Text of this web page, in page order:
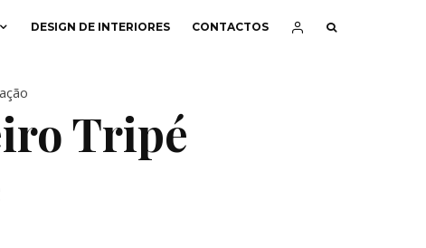
DESIGN DE INTERIORES CONTACTOS
Tripé